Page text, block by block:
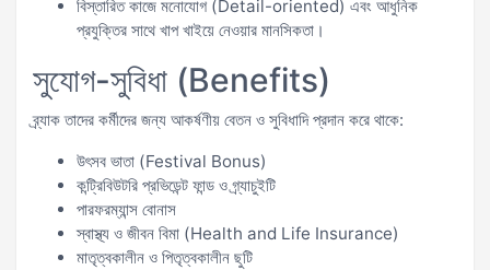
বিস্তারিত কাজে মনোযোগ (Detail-oriented) এবং আধুনিক
প্রযুক্তির সাথে খাপ খাইয়ে নেওয়ার মানসিকতা।
সুযোগ-সুবিধা (Benefits)
ব্র্যাক তাদের কর্মীদের জন্য আকর্ষণীয় বেতন ও সুবিধাদি প্রদান করে থাকে:
উৎসব ভাতা (Festival Bonus)
কন্ট্রিবিউটরি প্রভিডেন্ট ফান্ড ও গ্র্যাচুইটি
পারফরম্যান্স বোনাস
স্বাস্থ্য ও জীবন বিমা (Health and Life Insurance)
মাতৃত্বকালীন ও পিতৃত্বকালীন ছুটি